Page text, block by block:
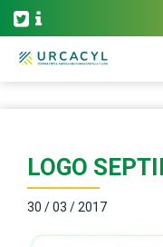
LOGO
30 / 03 / 2017